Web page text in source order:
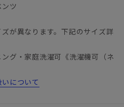
ツ
が異なります。下記のサイズ詳
ング・家庭洗濯可《洗濯機可（ネ
について